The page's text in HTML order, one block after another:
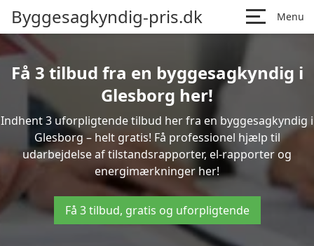
Byggesagkyndig-pris.dk Menu
Få 3 tilbud fra en byggesagkyndig i
Glesborg her!
Indhent 3 uforpligtende tilbud her fra en byggesagkyndig i
Glesborg – helt gratis! Få professionel hjælp til
udarbejdelse af tilstandsrapporter, el-rapporter og
energimærkninger her!
Få 3 tilbud, gratis og uforpligtende